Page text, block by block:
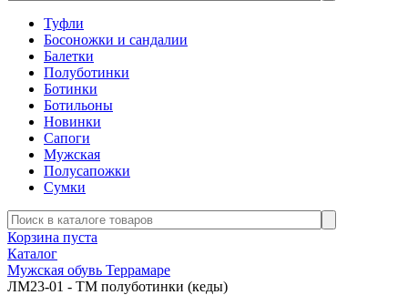
Туфли
Босоножки и сандалии
Балетки
Полуботинки
Ботинки
Ботильоны
Новинки
Сапоги
Мужская
Полусапожки
Сумки
Корзина пуста
Каталог
Мужская обувь Террамаре
ЛМ23-01 - ТМ полуботинки (кеды)